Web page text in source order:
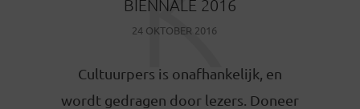
BIËNNALE 2016
24 OKTOBER 2016
Cultuurpers is onafhankelijk, en
wordt gedragen door lezers. Doneer